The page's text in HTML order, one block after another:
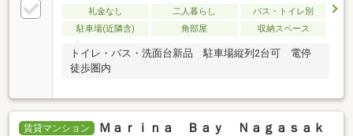
礼金なし 二人暮らし
バス・トイレ別
駐車場(近隣含)
角部屋 収納スペース
トイレ・バス・洗面台新品 駐車場縦列2台可 電停
徒歩圏内
賃貸マンション
Ｍａｒｉｎａ Ｂａｙ Ｎａｇａｓａｋ